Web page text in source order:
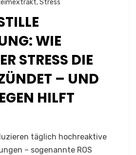
,Stress
WIE
STRESS DIE
– UND
HILFT
täglich hochreaktive
– sogenannte ROS